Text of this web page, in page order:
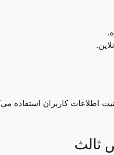
اطلاعات کاربران
ثالث